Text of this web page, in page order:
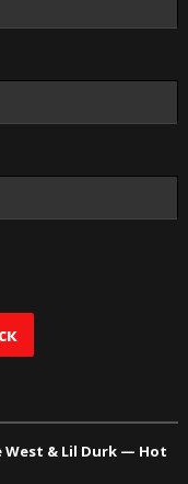
West & Lil Durk — Hot